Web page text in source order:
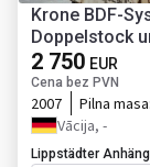
Krone BDF-
Doppelstock
2 750 EUR
Cena bez PVN
2007 Pilna masa:
Vācija, -
Lippstädter